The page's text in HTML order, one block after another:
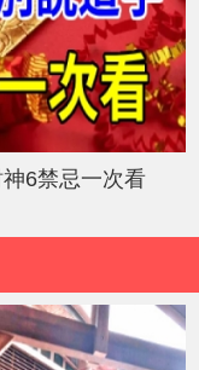
6禁忌一次看